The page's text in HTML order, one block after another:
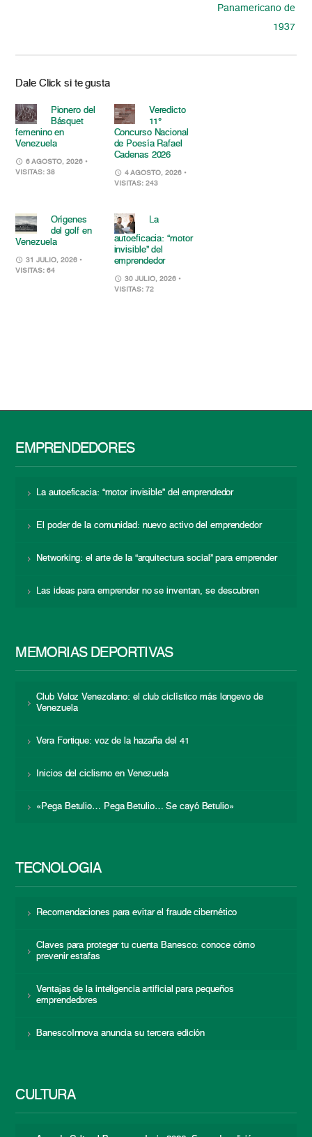
Panamericano de
1937
Dale Click si te gusta
Pionero del
Básquet
femenino en
Venezuela
6 AGOSTO, 2026 •
VISITAS: 38
Veredicto
11°
Concurso Nacional
de Poesía Rafael
Cadenas 2026
4 AGOSTO, 2026 •
VISITAS: 243
Orígenes
del golf en
Venezuela
31 JULIO, 2026 •
VISITAS: 64
La
autoeficacia: “motor
invisible” del
emprendedor
30 JULIO, 2026 •
VISITAS: 72
EMPRENDEDORES
La autoeficacia: “motor invisible” del emprendedor
El poder de la comunidad: nuevo activo del emprendedor
Networking: el arte de la “arquitectura social” para emprender
Las ideas para emprender no se inventan, se descubren
MEMORIAS DEPORTIVAS
Club Veloz Venezolano: el club ciclístico más longevo de
Venezuela
Vera Fortique: voz de la hazaña del 41
Inicios del ciclismo en Venezuela
«Pega Betulio… Pega Betulio… Se cayó Betulio»
TECNOLOGÍA
Recomendaciones para evitar el fraude cibernético
Claves para proteger tu cuenta Banesco: conoce cómo
prevenir estafas
Ventajas de la inteligencia artificial para pequeños
emprendedores
BanescoInnova anuncia su tercera edición
CULTURA